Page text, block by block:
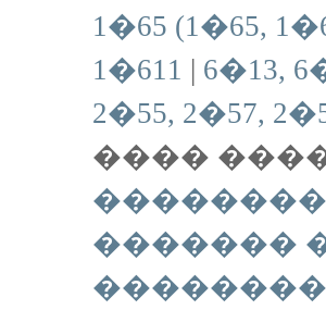
1�65 (1�65,
1�611 | 6�13,
2�55, 2�57,
����
��������
�������